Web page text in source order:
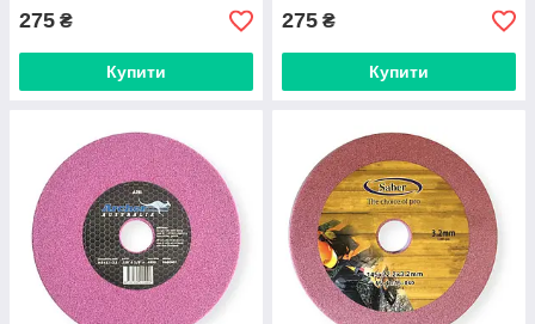
275 ₴
Купити
275 ₴
Купити